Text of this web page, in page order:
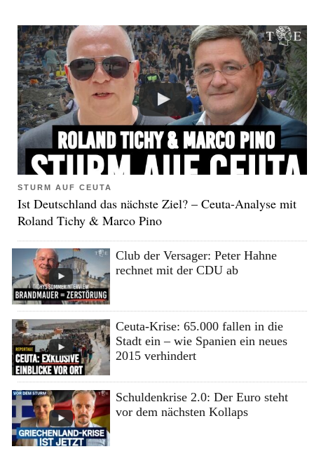
STURM AUF CEUTA
Ist Deutschland das nächste Ziel? – Ceuta-Analyse mit
Roland Tichy & Marco Pino
Club der Versager: Peter Hahne
rechnet mit der CDU ab
Ceuta-Krise: 65.000 fallen in die
Stadt ein – wie Spanien ein neues
2015 verhindert
Schuldenkrise 2.0: Der Euro steht
vor dem nächsten Kollaps